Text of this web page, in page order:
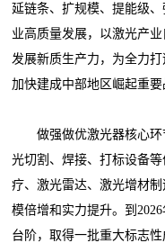
延链条、扩规模、提能级
业高质量发展，以激光产
发展新质生产力，为全力
加快建成中部地区崛起重要
做强做优激光器核心环
光切割、焊接、打标设备
疗、激光雷达、激光增材
模倍增和实力提升。到
台阶，取得一批重大标志